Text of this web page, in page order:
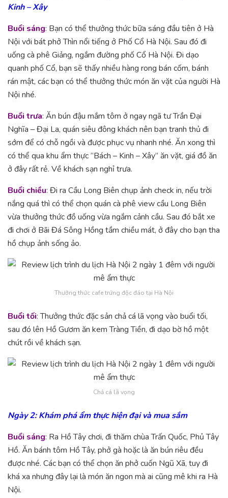
Kinh – Xây
Buổi sáng: Bạn có thể thưởng thức bữa sáng đầu tiên ở Hà
Nội với bát phở Thìn nổi tiếng ở Phố Cổ Hà Nội. Sau đó đi
uống cà phê Giảng, ngắm đường phố Cổ Hà Nội. Đi dạo
quanh phố Cổ, bạn sẽ thấy nhiều hàng rong bán cốm, bánh
rán mật, các bạn có thể thưởng thức món ăn vặt của người Hà
Nội nhé.
Buổi trưa: Ăn bún đậu mắm tôm ở ngay ngã tư Trần Đại
Nghĩa – Đại La, quán siêu đông khách nên bạn tranh thủ đi
sớm để có chỗ ngồi và được phục vụ nhanh nhé. Ăn xong thì
có thể qua khu ẩm thực “Bách – Kinh – Xây” ăn vặt, giá đồ ăn
ở đây rất rẻ. Về khách sạn nghỉ trưa.
Buổi chiều: Đi ra Cầu Long Biên chụp ảnh check in, nếu trời
nắng quá thì có thể chọn quán cà phê view cầu Long Biên
vừa thưởng thức đồ uống vừa ngắm cảnh cầu. Sau đó bắt xe
đi chơi ở Bãi Đá Sông Hồng tầm chiều mát, ở đây cho bạn tha
hồ chụp ảnh sống ảo.
Thưởng thức cafe trứng độc đáo tại Hà Nội
Buổi tối: Thưởng thức đặc sản chả cá lã vọng vào buổi tối,
sau đó lên Hồ Gươm ăn kem Tràng Tiền, đi dạo bờ hồ một
chút rồi về khách sạn.
Chả cá lã vọng
Ngày 2: Khám phá ẩm thực hiện đại và mua sắm
Buổi sáng: Ra Hồ Tây chơi, đi thăm chùa Trấn Quốc, Phủ Tây
Hồ. Ăn bánh tôm Hồ Tây, phở gà hoặc là ăn bún riêu đều
được nhé. Các bạn có thể chọn ăn phở cuốn Ngũ Xã, tuy đi
khá xa nhưng đây lại là món ăn ngon mà ai cũng mê khi ra Hà
Nội.